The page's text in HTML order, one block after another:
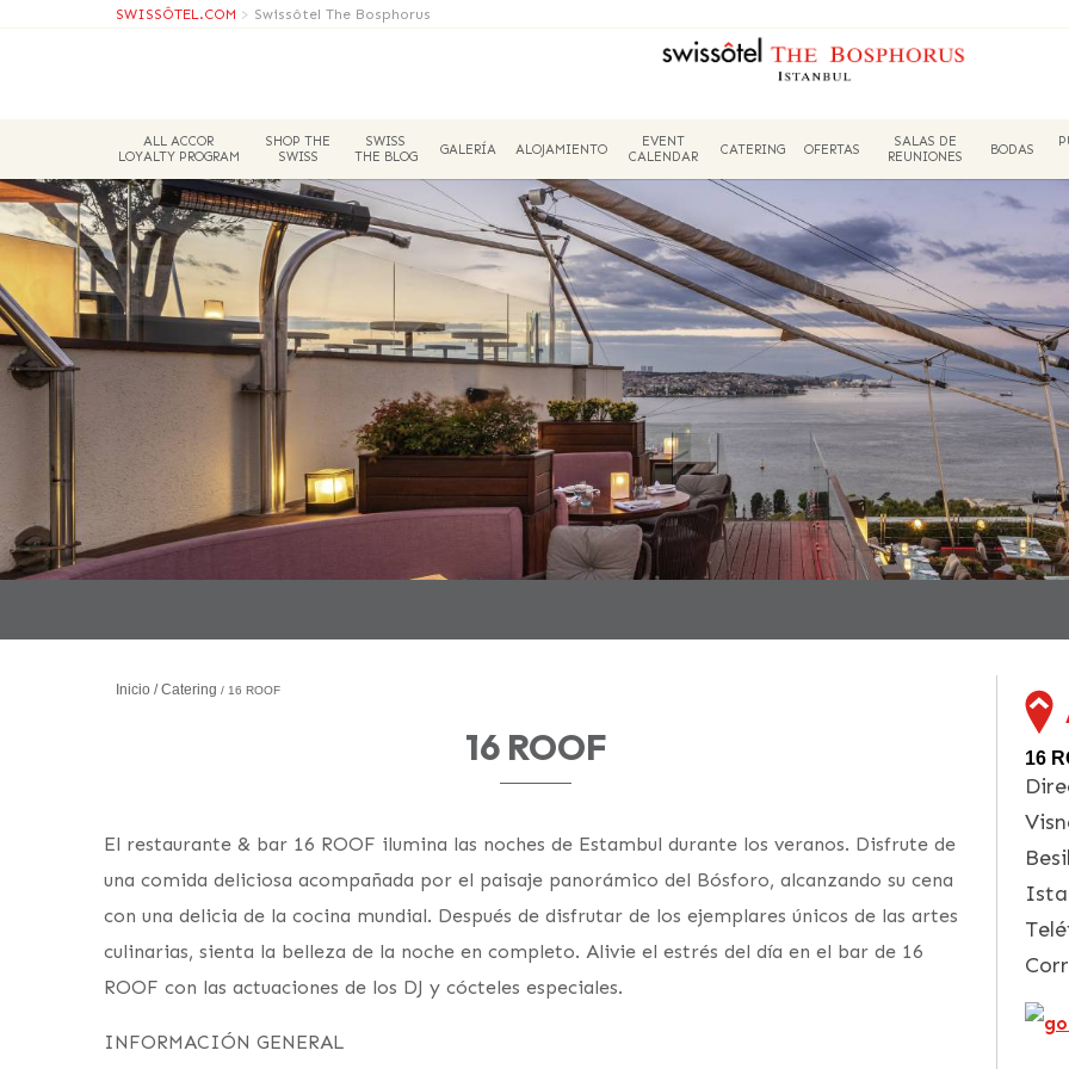
SWISSÔTEL.COM > Swissôtel The Bosphorus
ALL ACCOR
LOYALTY PROGRAM
SHOP THE
SWISS
SWISS
THE BLOG
GALERÍA ALOJAMIENTO
EVENT
CALENDAR
CATERING OFERTAS
SALAS DE
REUNIONES
BODAS
Inicio Catering 16 ROOF
16 ROOF
El restaurante & bar 16 ROOF ilumina las noches de Estambul durante los veranos. Disfrute de
una comida deliciosa acompañada por el paisaje panorámico del Bósforo, alcanzando su cena
con una delicia de la cocina mundial. Después de disfrutar de los ejemplares únicos de las artes
culinarias, sienta la belleza de la noche en completo. Alivie el estrés del día en el bar de 16
ROOF con las actuaciones de los DJ y cócteles especiales.
INFORMACIÓN GENERAL
16